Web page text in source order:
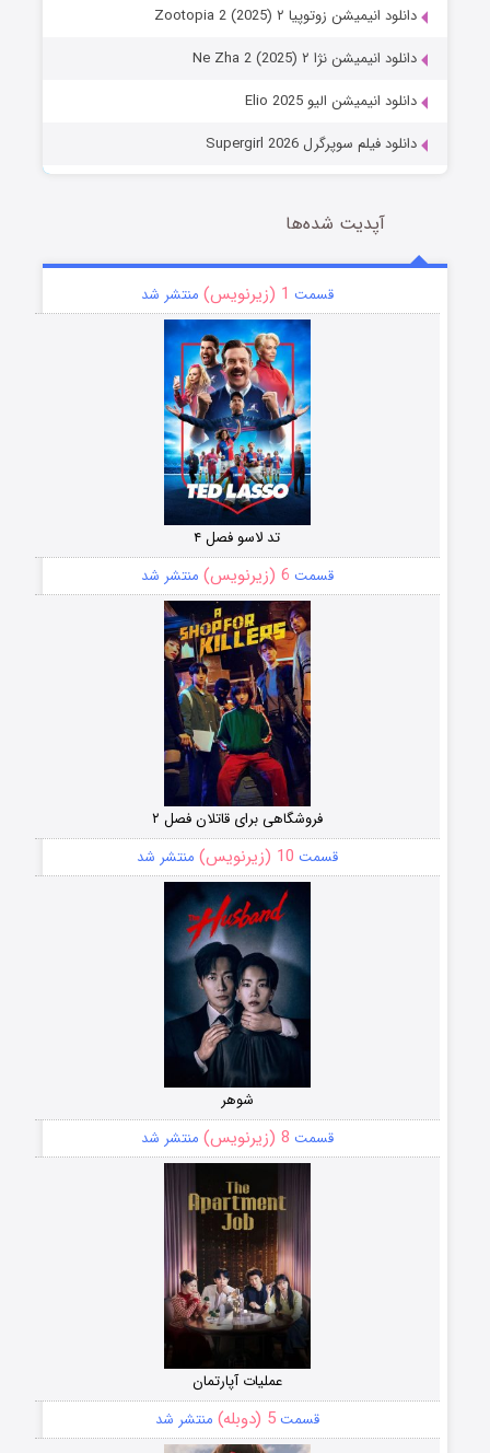
دانلود انیمیشن زوتوپیا ۲ Zootopia 2 (2025)
دانلود انیمیشن نژا ۲ Ne Zha 2 (2025)
دانلود انیمیشن الیو Elio 2025
دانلود فیلم سوپرگرل Supergirl 2026
آپدیت شده‌ها
قسمت 1 (زیرنویس) منتشر شد
تد لاسو فصل ۴
قسمت 6 (زیرنویس) منتشر شد
فروشگاهی برای قاتلان فصل ۲
قسمت 10 (زیرنویس) منتشر شد
شوهر
قسمت 8 (زیرنویس) منتشر شد
عملیات آپارتمان
قسمت5 (دوبله) منتشر شد